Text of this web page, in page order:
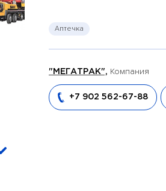
Аптечка
"МЕГАТРАК", Компания
+7 902 562-67-88